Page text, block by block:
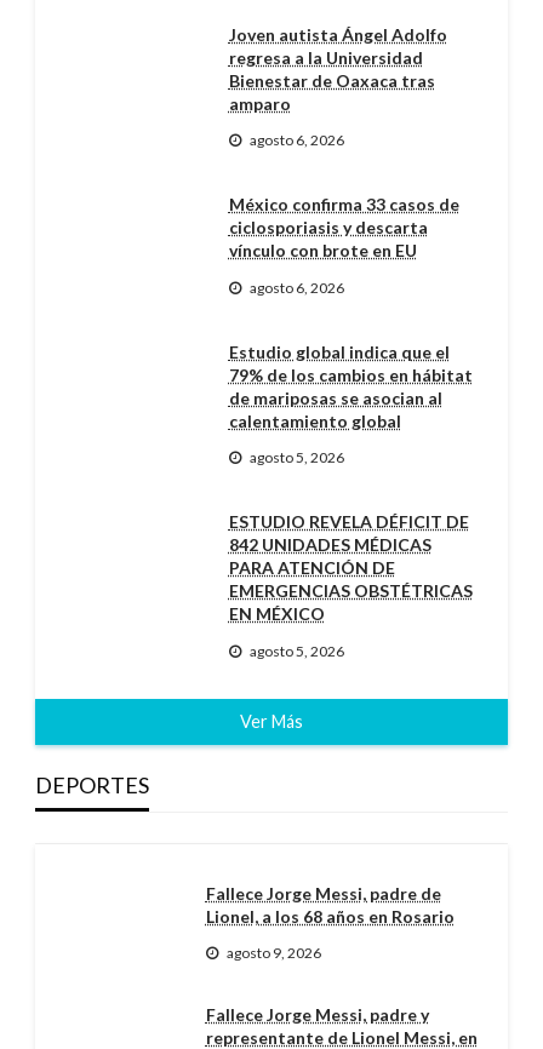
Joven autista Ángel Adolfo
regresa a la Universidad
Bienestar de Oaxaca tras
amparo
agosto 6, 2026
México confirma 33 casos de
ciclosporiasis y descarta
vínculo con brote en EU
agosto 6, 2026
Estudio global indica que el
79% de los cambios en hábitat
de mariposas se asocian al
calentamiento global
agosto 5, 2026
ESTUDIO REVELA DÉFICIT DE
842 UNIDADES MÉDICAS
PARA ATENCIÓN DE
EMERGENCIAS OBSTÉTRICAS
EN MÉXICO
agosto 5, 2026
Ver Más
DEPORTES
Fallece Jorge Messi, padre de
Lionel, a los 68 años en Rosario
agosto 9, 2026
Fallece Jorge Messi, padre y
representante de Lionel Messi, en